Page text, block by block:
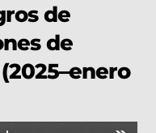
de
de